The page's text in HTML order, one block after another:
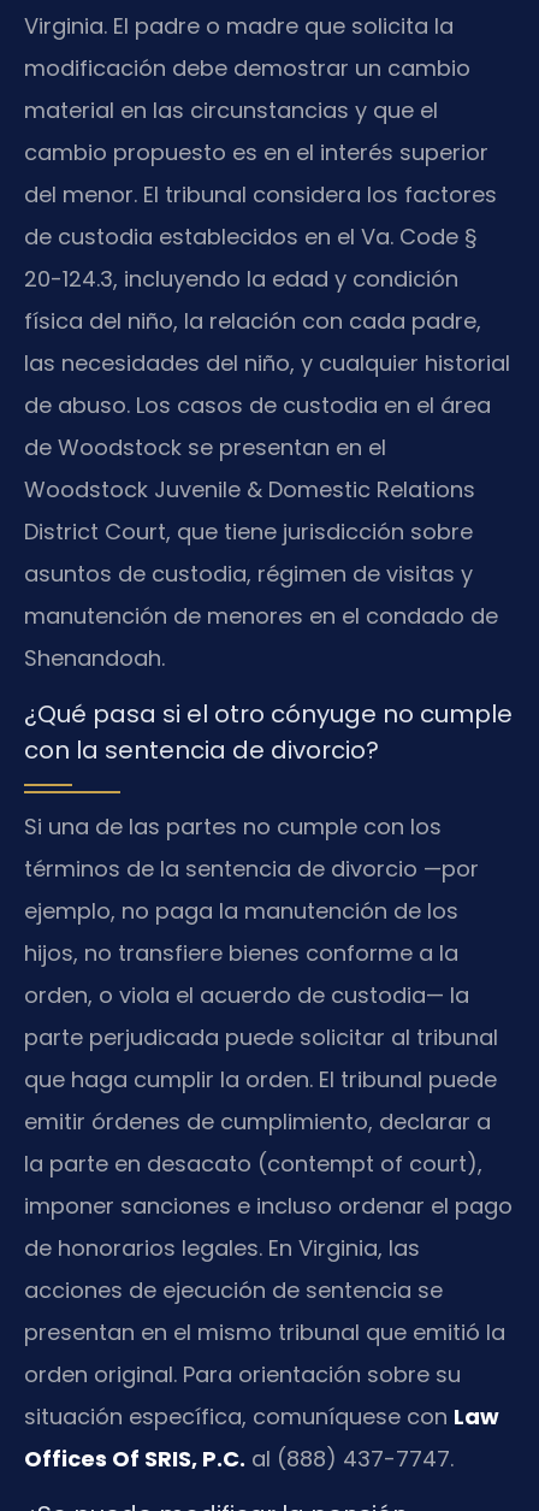
Virginia. El padre o madre que solicita la
modificación debe demostrar un cambio
material en las circunstancias y que el
cambio propuesto es en el interés superior
del menor. El tribunal considera los factores
de custodia establecidos en el Va. Code §
20-124.3, incluyendo la edad y condición
física del niño, la relación con cada padre,
las necesidades del niño, y cualquier historial
de abuso. Los casos de custodia en el área
de Woodstock se presentan en el
Woodstock Juvenile & Domestic Relations
District Court, que tiene jurisdicción sobre
asuntos de custodia, régimen de visitas y
manutención de menores en el condado de
Shenandoah.
¿Qué pasa si el otro cónyuge no cumple
con la sentencia de divorcio?
Si una de las partes no cumple con los
términos de la sentencia de divorcio —por
ejemplo, no paga la manutención de los
hijos, no transfiere bienes conforme a la
orden, o viola el acuerdo de custodia— la
parte perjudicada puede solicitar al tribunal
que haga cumplir la orden. El tribunal puede
emitir órdenes de cumplimiento, declarar a
la parte en desacato (contempt of court),
imponer sanciones e incluso ordenar el pago
de honorarios legales. En Virginia, las
acciones de ejecución de sentencia se
presentan en el mismo tribunal que emitió la
orden original. Para orientación sobre su
situación específica, comuníquese con Law
Offices Of SRIS, P.C. al (888) 437-7747.